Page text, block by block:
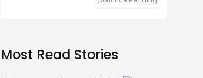
Most Read Stories